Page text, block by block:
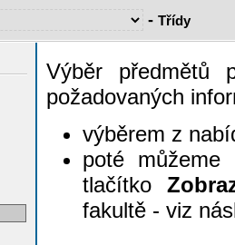
- Třídy
Výběr
požadovaných
výběrem z
poté
tlačítko
fakultě - viz